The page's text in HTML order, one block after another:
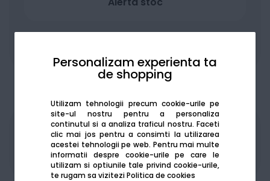
Personalizam experienta ta
de shopping
Utilizam tehnologii precum cookie-urile pe
site-ul nostru pentru a personaliza
continutul si a analiza traficul nostru. Faceti
clic mai jos pentru a consimti la utilizarea
acestei tehnologii pe web. Pentru mai multe
informatii despre cookie-urile pe care le
utilizam si optiunile tale privind cookie-urile,
te rugam sa viziteziPolitica de cookies
Produsele sunt disponibile pe platforma de
achizitii publiceSEAP/SICAP